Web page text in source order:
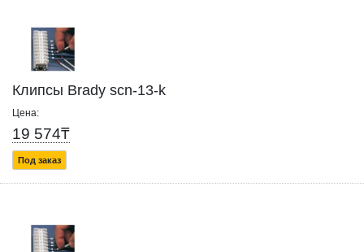
Клипсы Brady scn-13-k
Цена:
19 574₸
Под заказ